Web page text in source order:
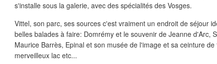
s'installe sous la galerie, avec des spécialités des Vosges.
Vittel, son parc, ses sources c'est vraiment un endroit de séjour
belles balades à faire: Domrémy et le souvenir de Jeanne d'Arc,
Maurice Barrès, Epinal et son musée de l'image et sa ceinture
merveilleux lac etc...